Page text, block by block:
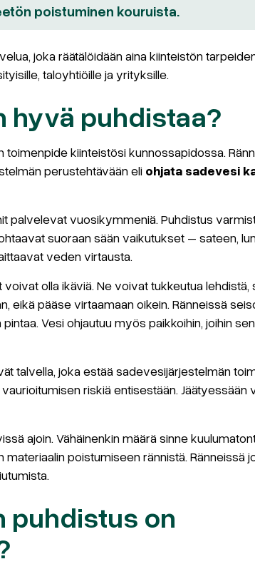
poistuminen kouruista.
joka räätälöidään aina kiinteistön
taloyhtiöille ja yrityksille.
hyvä puhdistaa?
toimenpide kiinteistösi kunnossapidossa.
perustehtävään eli ohjata sadevesi
palvelevat vuosikymmeniä. Puhdistus
suoraan sään vaikutukset – sateen,
veden virtausta.
olla ikäviä. Ne voivat tukkeutua lehdistä,
eikä pääse virtaamaan oikein. Ränneissä
Vesi ohjautuu myös paikkoihin, joihin
talvella, joka estää sadevesijärjestelmän
riskiä entisestään. Jäätyessään
ajoin. Vähäinenkin määrä sinne
poistumiseen rännistä. Ränneissä
puhdistus on